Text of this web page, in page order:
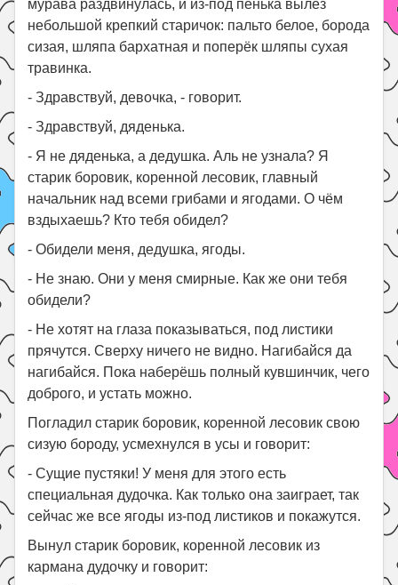
мурава раздвинулась, и из-под пенька вылез
небольшой крепкий старичок: пальто белое, борода
сизая, шляпа бархатная и поперёк шляпы сухая
травинка.
- Здравствуй, девочка, - говорит.
- Здравствуй, дяденька.
- Я не дяденька, а дедушка. Аль не узнала? Я
старик боровик, коренной лесовик, главный
начальник над всеми грибами и ягодами. О чём
вздыхаешь? Кто тебя обидел?
- Обидели меня, дедушка, ягоды.
- Не знаю. Они у меня смирные. Как же они тебя
обидели?
- Не хотят на глаза показываться, под листики
прячутся. Сверху ничего не видно. Нагибайся да
нагибайся. Пока наберёшь полный кувшинчик, чего
доброго, и устать можно.
Погладил старик боровик, коренной лесовик свою
сизую бороду, усмехнулся в усы и говорит:
- Сущие пустяки! У меня для этого есть
специальная дудочка. Как только она заиграет, так
сейчас же все ягоды из-под листиков и покажутся.
Вынул старик боровик, коренной лесовик из
кармана дудочку и говорит: